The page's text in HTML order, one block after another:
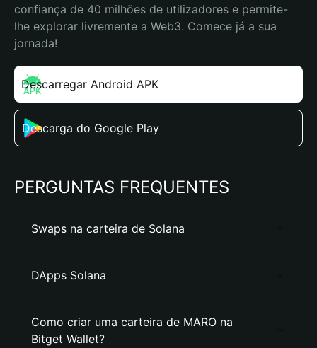
confiança de 40 milhões de utilizadores e permite-
lhe explorar livremente a Web3. Comece já a sua
jornada!
Descarregar Android APK
Descarga do Google Play
PERGUNTAS FREQUENTES
Swaps na carteira de Solana
DApps Solana
Como criar uma carteira de MARO na
Bitget Wallet?